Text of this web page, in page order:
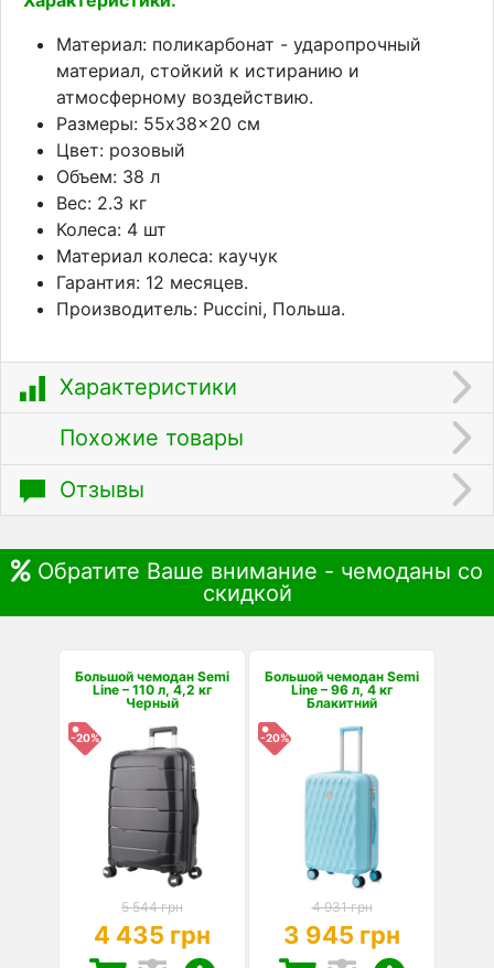
Материал: поликарбонат - ударопрочный
материал, стойкий к истиранию и
атмосферному воздействию.
Размеры: 55x38x20 см
Цвет: розовый
Объем: 38 л
Вес: 2.3 кг
Колеса: 4 шт
Материал колеса: каучук
Гарантия: 12 месяцев.
Производитель: Puccini, Польша.
Характеристики
Похожие товары
Отзывы
Обратите Ваше внимание - чемоданы со
скидкой
Большой чемодан Semi
Line – 110 л, 4,2 кг
Черный
-20%
5 544 грн
4 435 грн
Большой чемодан Semi
Line – 96 л, 4 кг
Блакитний
-20%
4 931 грн
3 945 грн